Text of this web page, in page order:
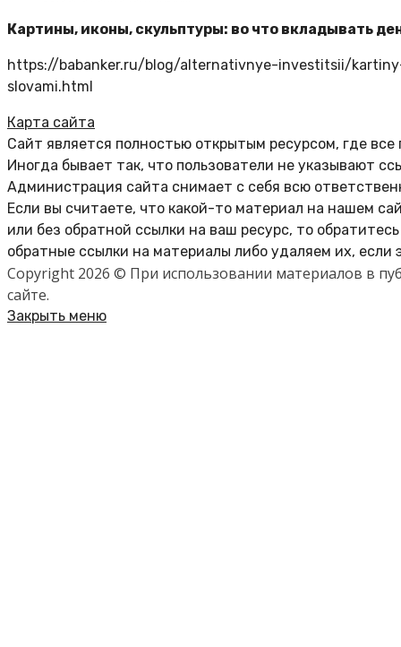
Картины, иконы, скульптуры: во что вкладывать
https://babanker.ru/blog/alternativnye-investitsii/
slovami.html
Карта сайта
Сайт является полностью открытым ресурсом, где
Иногда бывает так, что пользователи не указывают
Администрация сайта снимает с себя всю
Если вы считаете, что какой-то материал на нашем
или без обратной ссылки на ваш ресурс, то
обратные ссылки на материалы либо удаляем их, если
Copyright 2026 © При использовании материалов в
сайте.
Закрыть меню